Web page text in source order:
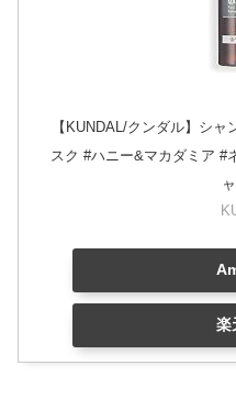
【KUNDAL/クンダル】シ
スク #ハニー&マカダミア #
楽